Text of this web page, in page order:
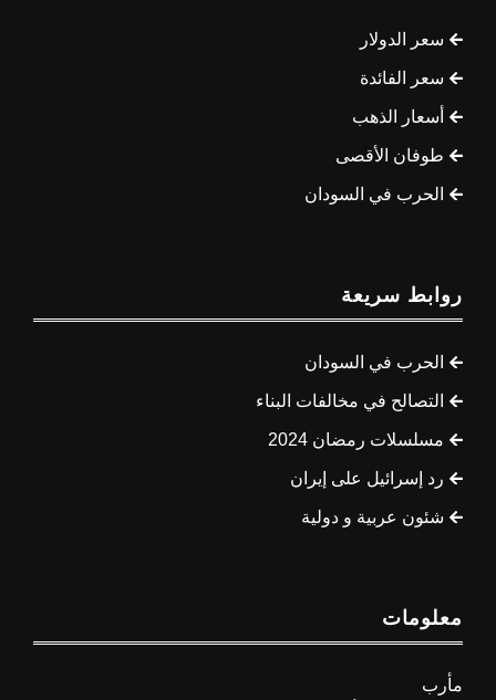
سعر الدولار
سعر الفائدة
أسعار الذهب
طوفان الأقصى
الحرب في السودان
روابط سريعة
الحرب في السودان
التصالح في مخالفات البناء
مسلسلات رمضان 2024
رد إسرائيل على إيران
شئون عربية و دولية
معلومات
مأرب